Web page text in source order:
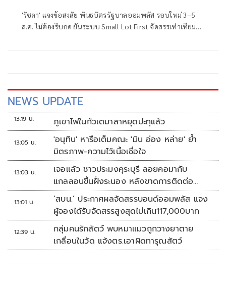
'รัชดา' แจงข้อสงสัย พันธบัตรรัฐบาลออมพลัส รอบใหม่ 3–5
ส.ค. ไม่ต้องรีบกด ยันระบบ Small Lot First จัดสรรเท่าเทียม
NEWS UPDATE
13:19 น. ภูเขาไฟในกัวเตมาลาหยุดปะทุแล้ว
13:05 น.
'อนุทิน' หารือเต็มคณะ 'มิน อ่อง หล่าย' ย้ำ
มิตรภาพ-ความไว้เนื้อเชื่อใจ
13:03 น.
เจอแล้ว ชาวประมงคุระบุรี ลอยคอมากับ
แกลลอนขึ้นฝั่งระนอง หลังขาดการติดต่อ
หลายวัน
13:01 น.
‘สบน.’ ประกาศผลจัดสรรบอนด์ออมพลัส แจง
ผู้จองได้รับจัดสรรสูงสุดไม่เกิน117,000บาท
12:39 น.
กลุ่มคนรักสัตว์ พบหมาแมวถูกวางยาตาย
เกลื่อนในวัด แจ้งตร.เอาผิดทารุณสัตว์